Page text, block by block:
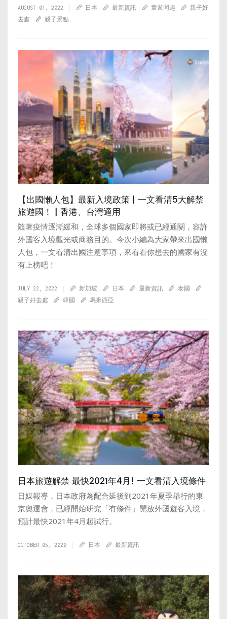
AUGUST 01, 2022 日本 最新資訊 童遊同趣
親子好
去處
親子景點
【出國懶人包】最新入境政策 | 一文看清5大解禁
旅遊國！ | 香港、台灣適用
隨著疫情逐漸緩和，全球多個國家即將或已經通關，容許
外國客入境觀光或商務目的。今次小編為大家帶來出國懶
人包，一文看清出國注意事項，來看看你想去的國家有沒
有上榜吧！
JULY 22, 2022 新加坡 日本 最新資訊
泰國
親子好去處
韓國 馬來西亞
日本旅遊解禁 最快2021年4月! 一文看清入境條件
日媒報導，日本政府為配合延後到2021年夏季舉行的東
京奧運會，已經開始研究「有條件」開放外國遊客入境，
預計最快2021年4月起試行。
OCTOBER 05, 2020 日本 最新資訊